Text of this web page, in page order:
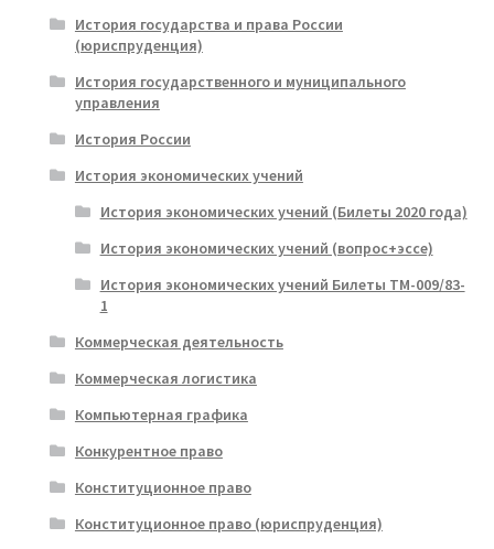
История государства и права России
(юриспруденция)
История государственного и муниципального
управления
История России
История экономических учений
История экономических учений (Билеты 2020 года)
История экономических учений (вопрос+эссе)
История экономических учений Билеты ТМ-009/83-
1
Коммерческая деятельность
Коммерческая логистика
Компьютерная графика
Конкурентное право
Конституционное право
Конституционное право (юриспруденция)